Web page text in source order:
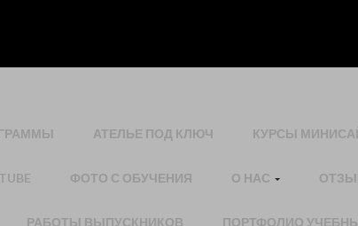
АТЕЛЬЕ ПОД КЛЮЧ КУРСЫ
ФОТО С ОБУЧЕНИЯ О НАС
РАБОТЫ ВЫПУСКНИКОВ ПОРТФОЛИО